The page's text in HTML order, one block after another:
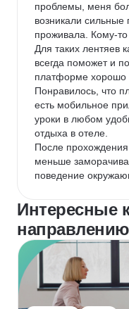
проблемы, меня
возникали
проживала. Кому-
Для таких лентяев
всегда поможет и
платформе хорошо
Понравилось, что
есть мобильное
уроки в любом
отдыха в отеле.
После
меньше
поведение
Интересные